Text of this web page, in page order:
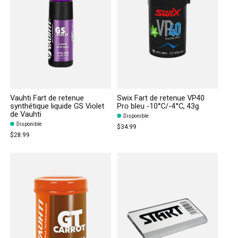
Vauhti Fart de retenue
synthétique liquide GS Violet
de Vauhti
Disponible
$28.99
Swix Fart de retenue VP40
Pro bleu -10°C/-4°C, 43g
Disponible
$34.99